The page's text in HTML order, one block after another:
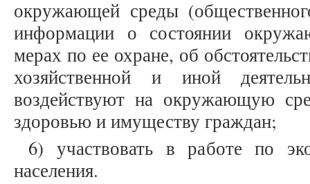
окружающей среды
информации о состоянии
мерах по ее охране, об
хозяйственной и иной
воздействуют на окружающую
здоровью и имуществу граждан;
6) участвовать в работе по
населения.